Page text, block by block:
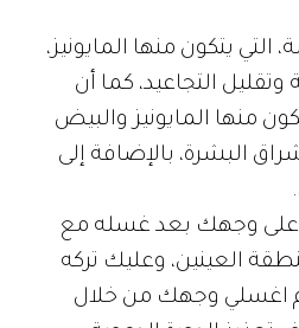
التي يتكون منها المايونيز،
التجاعيد، كما أن
منها المايونيز والبيض
البشرة، بالإضافة إلى
على وجهك بعد غسله مع
العينين، وعليك تركه
دقيقة، ثم اغسلي وجهك من خلال